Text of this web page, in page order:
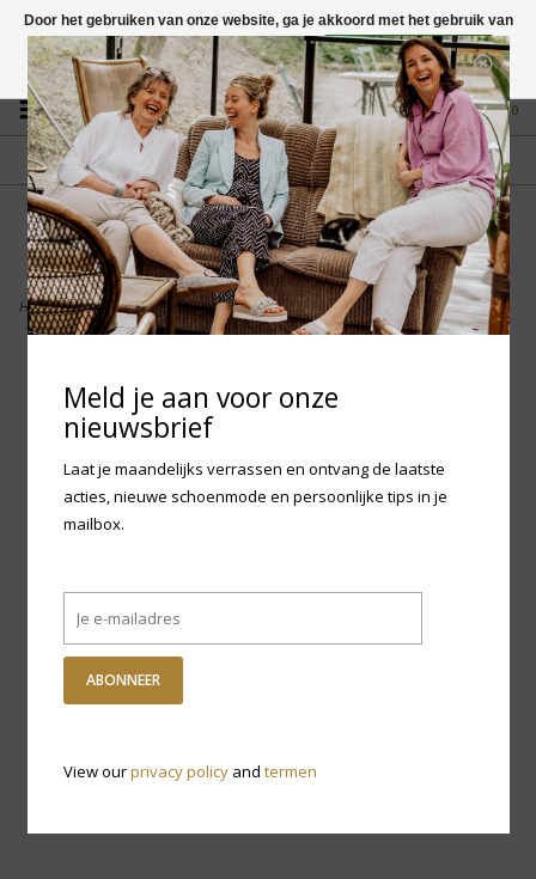
Vragen? App naar +31 58 250 1503
0
GRATIS VERZENDING NL
Vanaf € 75,-
FYSIEKE WINKEL
in Mantgum (frl)
fdad
Home>Birkenstock Arizona Wire Buckle Nubuck Leather - Black Regular
Door het gebruiken van onze website, ga je akkoord met het gebruik van
cookies om onze website te verbeteren.
Dit bericht verbergen
Meer over cookies »
Meld je aan voor onze
nieuwsbrief
Laat je maandelijks verrassen en ontvang de laatste
acties, nieuwe schoenmode en persoonlijke tips in je
mailbox.
ABONNEER
View ourprivacy policyand termen